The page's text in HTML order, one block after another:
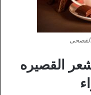
القصيره